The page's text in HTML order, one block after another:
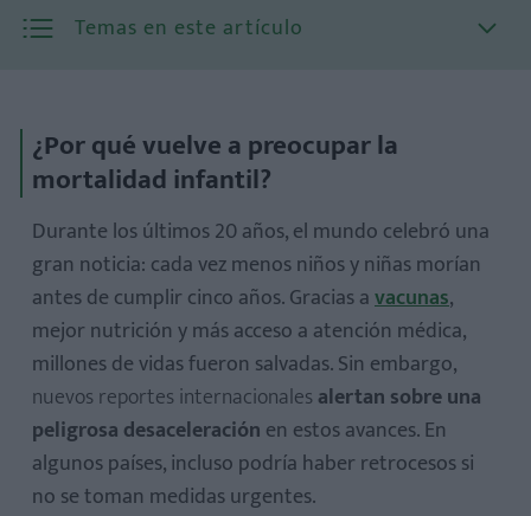
Temas en este artículo
Causas principales de la mortalidad infantil
¿Por qué peligran los avances?
¿Por qué vuelve a preocupar la
mortalidad infantil?
Durante los últimos 20 años, el mundo celebró una
gran noticia: cada vez menos niños y niñas morían
antes de cumplir cinco años. Gracias avacunas,
mejor nutrición y más acceso a atención médica,
millones de vidas fueron salvadas. Sin embargo,
nuevos reportes internacionales alertan sobre una
peligrosa desaceleración en estos avances. En
algunos países, incluso podría haber retrocesos si
no se toman medidas urgentes.